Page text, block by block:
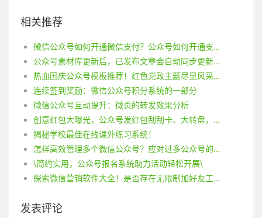
相关推荐
微信公众号如何开通微信支付？公众号如何开通支付功能？
公众号素材库更新后，已发布文章会自动同步更新吗？
热血国庆公众号模板推荐！红色党政主题尽显风采！
连续签到奖励：微信公众号积分系统的一部分
微信公众号互动提升：微页的转发效果分析
创意红包大曝光，公众号发红包刮刮卡、大转盘，一键设置，轻松投放！
揭秘学校最佳在线课外练习系统！
怎样高效管理多个微信公众号？应对过多公众号的难题！
\简约实用，公众号报名系统助力活动轻松开展\
探索微信营销软件大全！是否存在无限制加好友工具？
发表评论